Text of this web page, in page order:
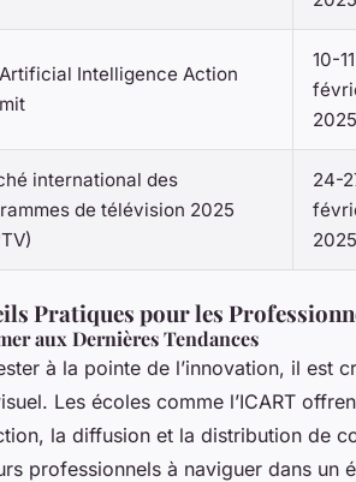
Intelligence Action
10-11
2025
international des
de télévision 2025
24-
2025
Pratiques pour les
aux Dernières Tendances
à la pointe de l’innovation, il est
Les écoles comme l’ICART
la diffusion et la distribution de
professionnels à naviguer dans un